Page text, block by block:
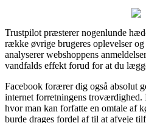
Trustpilot præsterer nogenlunde
række øvrige brugeres oplevelser
analyserer webshoppens
vandfalds effekt forud for at du
Facebook forærer dig også absolut
internet forretningens troværdighed.
hvor man kan forfatte en omtale af
burde drages fordel af til at afveje